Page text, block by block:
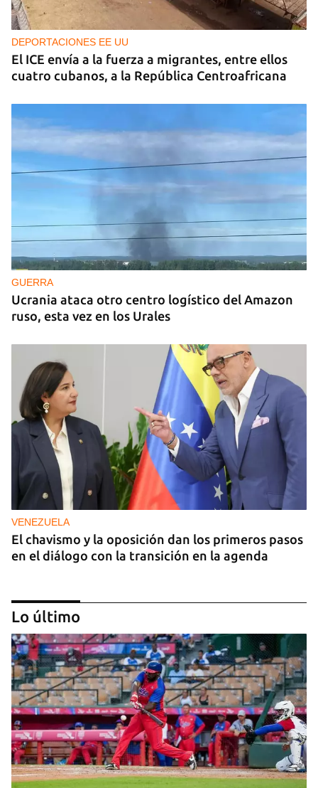
DEPORTACIONES EE UU
El ICE envía a la fuerza a migrantes, entre ellos
cuatro cubanos, a la República Centroafricana
GUERRA
Ucrania ataca otro centro logístico del Amazon
ruso, esta vez en los Urales
VENEZUELA
El chavismo y la oposición dan los primeros pasos
en el diálogo con la transición en la agenda
NICARAGUA
EE UU propone a la OEA convocar a los
Lo último